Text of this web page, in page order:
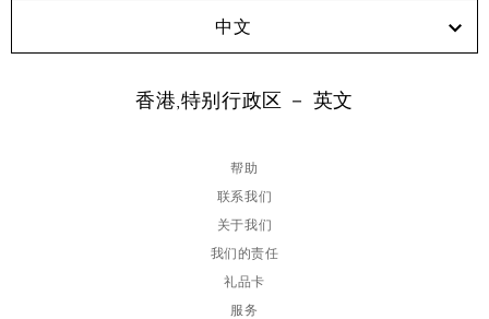
中文
香港,特别行政区 － 英文
帮助
联系我们
关于我们
我们的责任
礼品卡
服务